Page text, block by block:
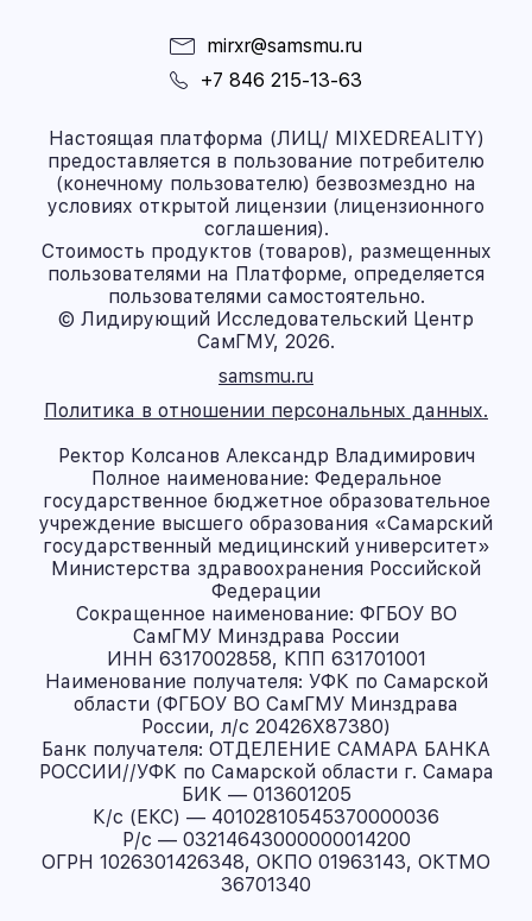
mirxr@samsmu.ru
+7 846 215-13-63
Настоящая платформа (ЛИЦ/ MIXEDREALITY)
предоставляется в пользование потребителю
(конечному пользователю) безвозмездно на
условиях открытой лицензии (лицензионного
соглашения).
Стоимость продуктов (товаров), размещенных
пользователями на Платформе, определяется
пользователями самостоятельно.
© Лидирующий Исследовательский Центр
СамГМУ, 2026.
samsmu.ru
Политика в отношении персональных данных.
Ректор Колсанов Александр Владимирович
Полное наименование: Федеральное
государственное бюджетное образовательное
учреждение высшего образования «Самарский
государственный медицинский университет»
Министерства здравоохранения Российской
Федерации
Сокращенное наименование: ФГБОУ ВО
СамГМУ Минздрава России
ИНН 6317002858, КПП 631701001
Наименование получателя: УФК по Самарской
области (ФГБОУ ВО СамГМУ Минздрава
России, л/с 20426X87380)
Банк получателя: ОТДЕЛЕНИЕ САМАРА БАНКА
РОССИИ//УФК по Самарской области г. Самара
БИК — 013601205
К/с (ЕКС) — 40102810545370000036
Р/с — 03214643000000014200
ОГРН 1026301426348, ОКПО 01963143, ОКТМО
36701340